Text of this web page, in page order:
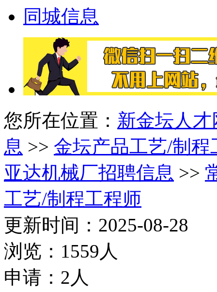
同城信息
您所在位置： 新金坛人才
息 >> 金坛产品工艺/制
亚达机械厂招聘信息 >>
工艺/制程工程师
更新时间：2025-08-28
浏览：1559人
申请：2人